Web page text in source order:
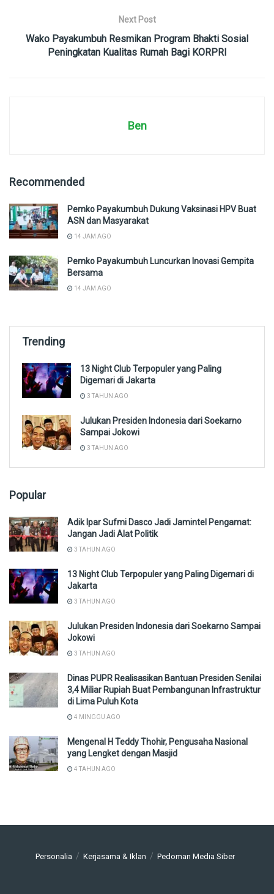
Next Post
Wako Payakumbuh Resmikan Program Bhakti Sosial
Peningkatan Kualitas Rumah Bagi KORPRI
Ben
Recommended
Pemko Payakumbuh Dukung Vaksinasi HPV Buat
ASN dan Masyarakat
14 JAM AGO
Pemko Payakumbuh Luncurkan Inovasi Gempita
Bersama
14 JAM AGO
Trending
13 Night Club Terpopuler yang Paling
Digemari di Jakarta
3 TAHUN AGO
Julukan Presiden Indonesia dari Soekarno
Sampai Jokowi
3 TAHUN AGO
Popular
Adik Ipar Sufmi Dasco Jadi Jamintel Pengamat:
Jangan Jadi Alat Politik
3 TAHUN AGO
13 Night Club Terpopuler yang Paling Digemari di
Jakarta
3 TAHUN AGO
Julukan Presiden Indonesia dari Soekarno Sampai
Jokowi
3 TAHUN AGO
Dinas PUPR Realisasikan Bantuan Presiden Senilai
3,4 Miliar Rupiah Buat Pembangunan Infrastruktur
di Lima Puluh Kota
4 MINGGU AGO
Mengenal H Teddy Thohir, Pengusaha Nasional
yang Lengket dengan Masjid
4 TAHUN AGO
Personalia Kerjasama & Iklan Pedoman Media Siber